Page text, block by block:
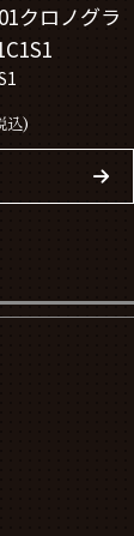
クロノグラ
込)